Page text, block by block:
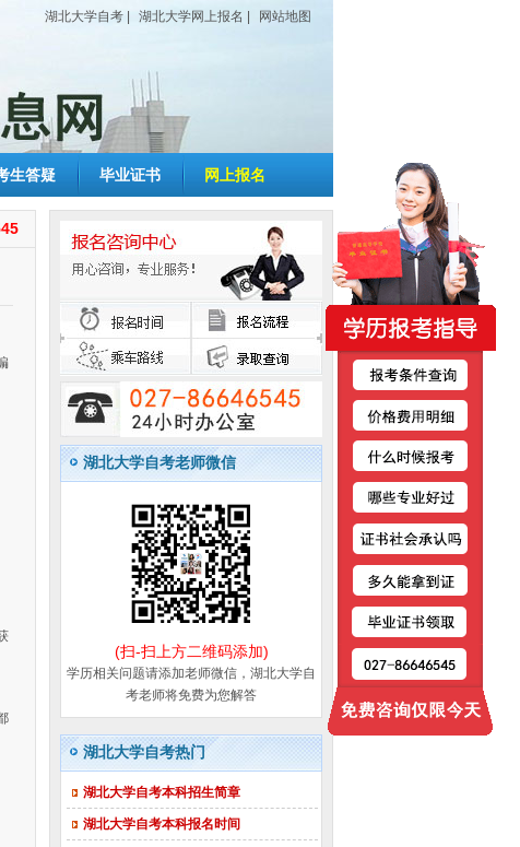
湖北大学自考 湖北大学网上报名 网站地图
生答疑 毕业证书 网上报名
湖北大学自考老师微信
(扫-扫上方二维码添加)
学历相关问题请添加老师微信，湖北大学自
考老师将免费为您解答
湖北大学自考热门
湖北大学自考本科招生简章
湖北大学自考本科报名时间